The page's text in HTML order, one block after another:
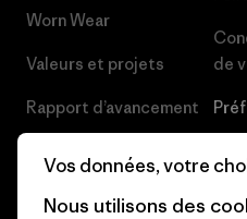
Worn Wear
Valeurs et projets
Rapport d’avancement
Objectifs climatiques
de
Vos données, votre
Nous utilisons des